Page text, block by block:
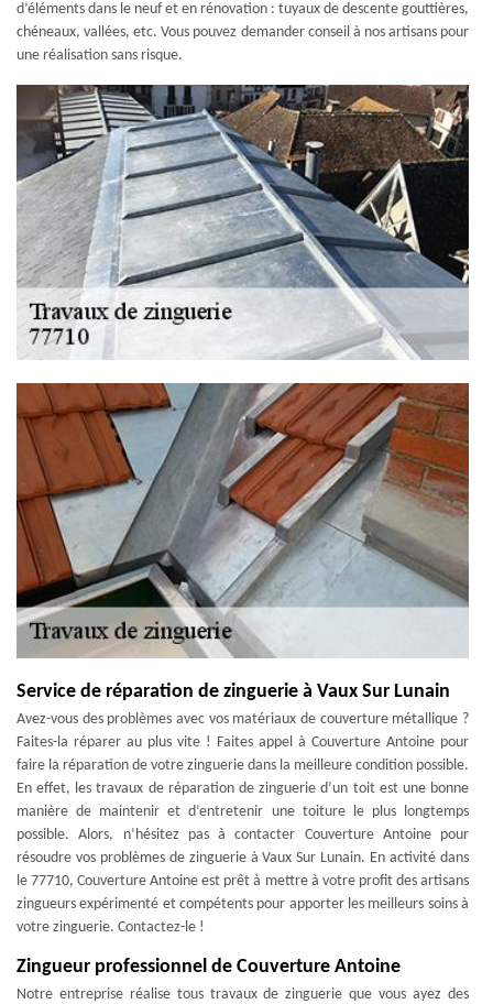
d’éléments dans le neuf et en rénovation : tuyaux de descente gouttières,
chéneaux, vallées, etc. Vous pouvez demander conseil à nos artisans pour
une réalisation sans risque.
Service de réparation de zinguerie à Vaux Sur Lunain
Avez-vous des problèmes avec vos matériaux de couverture métallique ?
Faites-la réparer au plus vite ! Faites appel à Couverture Antoine pour
faire la réparation de votre zinguerie dans la meilleure condition possible.
En effet, les travaux de réparation de zinguerie d’un toit est une bonne
manière de maintenir et d’entretenir une toiture le plus longtemps
possible. Alors, n’hésitez pas à contacter Couverture Antoine pour
résoudre vos problèmes de zinguerie à Vaux Sur Lunain. En activité dans
le 77710, Couverture Antoine est prêt à mettre à votre profit des artisans
zingueurs expérimenté et compétents pour apporter les meilleurs soins à
votre zinguerie. Contactez-le !
Zingueur professionnel de Couverture Antoine
Notre entreprise réalise tous travaux de zinguerie que vous ayez des